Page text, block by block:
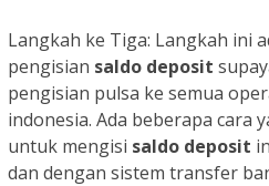
Langkah ke Tiga: Langkah ini
pengisian saldo deposit
pengisian pulsa ke semua
indonesia. Ada beberapa cara
untuk mengisi saldo deposit
dan dengan sistem transfer